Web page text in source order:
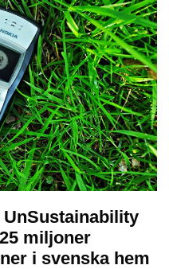
miljoner
i svenska hem